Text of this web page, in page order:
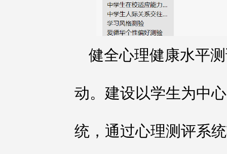
健全心理健康水平
动。建设以学生为中
统，通过心理测评系